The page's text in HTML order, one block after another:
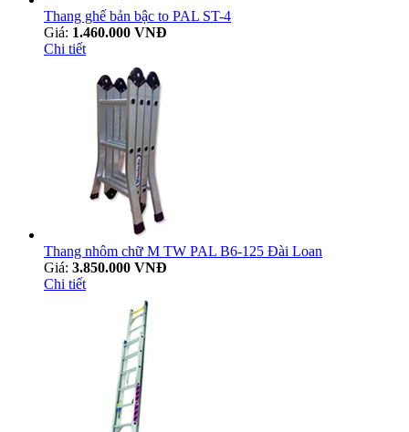
Thang ghế bản bậc to PAL ST-4
Giá: 1.460.000 VNĐ
Chi tiết
Thang nhôm chữ M TW PAL B6-125 Đài Loan
Giá: 3.850.000 VNĐ
Chi tiết